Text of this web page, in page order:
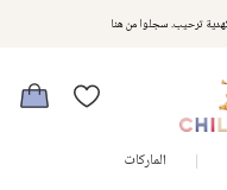
الماركات